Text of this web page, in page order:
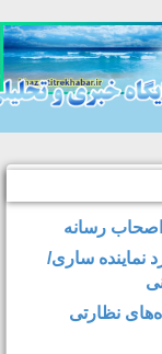
رسانه
ساری/
نظارتی